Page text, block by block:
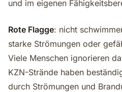
und im eigenen
Rote Flagge: nicht
starke Strömungen oder
Viele Menschen ignorieren
KZN-Strände haben
durch Strömungen und